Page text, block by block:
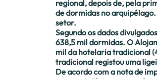
regional, depois de, pela
de dormidas no
setor.
Segundo os dados
638,5 mil dormidas. O
mil da hotelaria tradicional
tradicional registou uma
De acordo com a nota de